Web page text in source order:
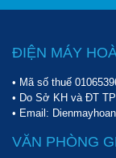
ĐIỆN MÁY
• Mã số thuế
• Do Sở KH và ĐT
• Email:
VĂN PHÒNG